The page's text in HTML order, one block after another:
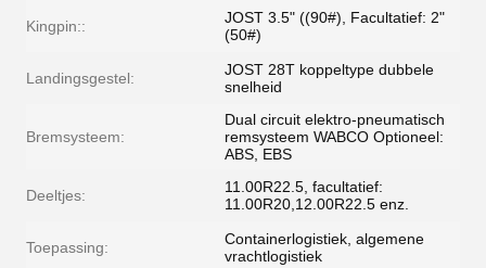
Kingpin::
JOST 3.5" ((90#), Facultatief: 2"
(50#)
Landingsgestel:
JOST 28T koppeltype dubbele
snelheid
Bremsysteem:
Dual circuit elektro-pneumatisch
remsysteem WABCO Optioneel:
ABS, EBS
Deeltjes:
11.00R22.5, facultatief:
11.00R20,12.00R22.5 enz.
Toepassing:
Containerlogistiek, algemene
vrachtlogistiek